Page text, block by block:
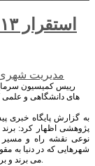
مدیریت
رییس کمیسیون
های دانشگاهی و علمی
به گزارش پایگاه خبری
پژوهشی اظهار کرد:
نوعی نقشه راه و
شهرهایی که در دنیا به
می برند و برخی شهرها همچون کرج نیز تازه در ابتدای مسیر قرار گرفته اند.